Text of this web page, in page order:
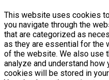
This website uses cookies
you navigate through the
that are categorized as
as they are essential for the
of the website. We also use
analyze and understand
cookies will be stored in